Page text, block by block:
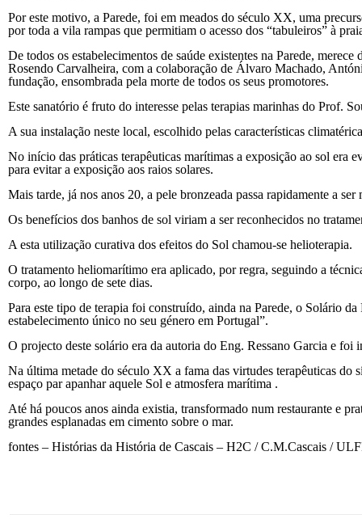
Por este motivo, a Parede, foi em meados do século XX, uma
por toda a vila rampas que permitiam o acesso dos “tabuleiros” à
De todos os estabelecimentos de saúde existentes na Parede,
Rosendo Carvalheira, com a colaboração de Álvaro Machado,
fundação, ensombrada pela morte de todos os seus promotores.
Este sanatório é fruto do interesse pelas terapias marinhas do Prof.
A sua instalação neste local, escolhido pelas características
No início das práticas terapêuticas marítimas a exposição ao sol era
para evitar a exposição aos raios solares.
Mais tarde, já nos anos 20, a pele bronzeada passa rapidamente a
Os benefícios dos banhos de sol viriam a ser reconhecidos no
A esta utilização curativa dos efeitos do Sol chamou-se helioterapia.
O tratamento heliomarítimo era aplicado, por regra, seguindo a
corpo, ao longo de sete dias.
Para este tipo de terapia foi construído, ainda na Parede, o Solário
estabelecimento único no seu género em Portugal”.
O projecto deste solário era da autoria do Eng. Ressano Garcia e foi
Na última metade do século XX a fama das virtudes terapêuticas
espaço par apanhar aquele Sol e atmosfera marítima .
Até há poucos anos ainda existia, transformado num restaurante e
grandes esplanadas em cimento sobre o mar.
fontes – Histórias da História de Cascais – H2C / C.M.Cascais /